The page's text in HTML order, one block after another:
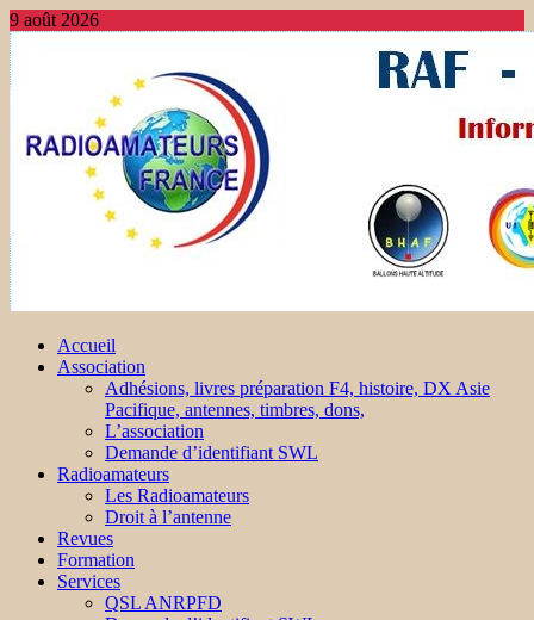
9 août 2026
Accueil
Association
Adhésions, livres préparation F4, histoire, DX Asie
Pacifique, antennes, timbres, dons,
L’association
Demande d’identifiant SWL
Radioamateurs
Les Radioamateurs
Droit à l’antenne
Revues
Formation
Services
QSL ANRPFD